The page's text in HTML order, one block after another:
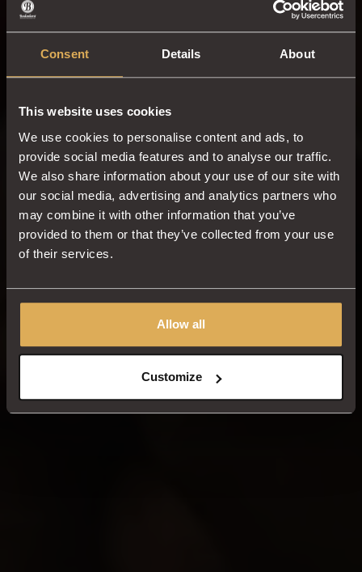
Consent Details About
This website uses cookies
We use cookies to personalise content and ads, to
provide social media features and to analyse our traffic.
We also share information about your use of our site with
our social media, advertising and analytics partners who
may combine it with other information that you’ve
provided to them or that they’ve collected from your use
of their services.
Allow all
Customize
NACHHALTIGKEIT
Bewusst anbauen, produzieren
und genießen
In unseren langen Geschichte sind fairer Handel
und Mitgefühl für Menschen und Umwelt immer
daher, unsere Produkte und Dienstleistungen so
entwickeln, damit sie zu einem zukunftsfähigen
Planeten beitragen